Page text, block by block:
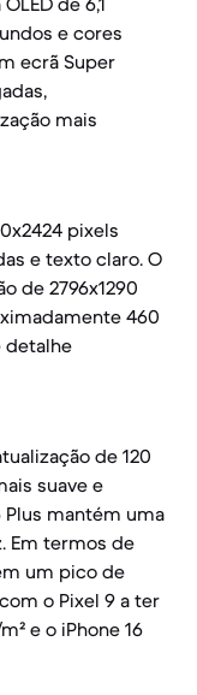
e cores
ecrã Super
mais
pixels
e texto claro. O
de 2796x1290
460
detalhe
de 120
suave e
Plus mantém uma
Em termos de
um pico de
o Pixel 9 a ter
e o iPhone 16